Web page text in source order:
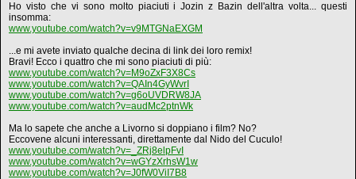
Ho visto che vi sono molto piaciuti i Jozin z Bazin dell'altra volta... questi
insomma:
www.youtube.com/watch?v=v9MTGNaEXGM
...e mi avete inviato qualche decina di link dei loro remix!
Bravi! Ecco i quattro che mi sono piaciuti di più:
www.youtube.com/watch?v=M9oZxF3X8Cs
www.youtube.com/watch?v=QAIn4GyWvrI
www.youtube.com/watch?v=g6oUVDRW8JA
www.youtube.com/watch?v=audMc2ptnWk
Ma lo sapete che anche a Livorno si doppiano i film? No?
Eccovene alcuni interessanti, direttamente dal Nido del Cuculo!
www.youtube.com/watch?v=_ZRj8elpFvI
www.youtube.com/watch?v=wGYzXrhsW1w
www.youtube.com/watch?v=J0fW0ViI7B8